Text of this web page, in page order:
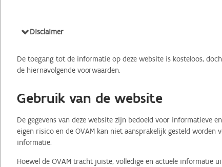
Disclaimer
De toegang tot de informatie op deze website is kosteloos,
de hiernavolgende voorwaarden.
Gebruik van de website
De gegevens van deze website zijn bedoeld voor informatieve
eigen risico en de OVAM kan niet aansprakelijk gesteld
informatie.
Hoewel de OVAM tracht juiste, volledige en actuele informatie